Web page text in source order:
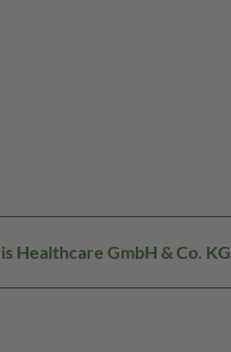
Healthcare GmbH & Co. KG